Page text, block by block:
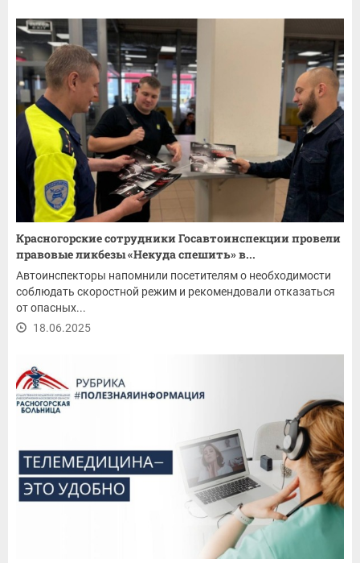
Красногорские сотрудники Госавтоинспекции провели
правовые ликбезы «Некуда спешить» в...
Автоинспекторы напомнили посетителям о необходимости
соблюдать скоростной режим и рекомендовали отказаться
от опасных...
18.06.2025